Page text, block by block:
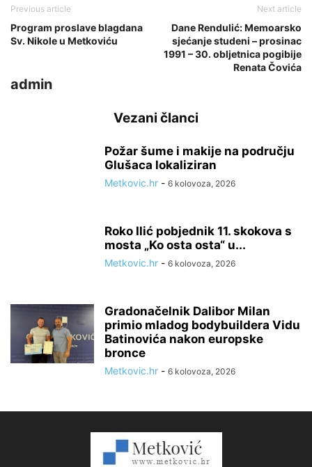
Previous article
Program proslave blagdana
Sv. Nikole u Metkoviću
Next article
Dane Rendulić: Memoarsko
sjećanje studeni – prosinac
1991 – 30. obljetnica pogibije
Renata Čovića
admin
Vezani članci
Požar šume i makije na području
Glušaca lokaliziran
Metkovic.hr - 6 kolovoza, 2026
Roko Ilić pobjednik 11. skokova s
mosta „Ko osta osta“ u...
Metkovic.hr - 6 kolovoza, 2026
Gradonačelnik Dalibor Milan
primio mladog bodybuildera Vidu
Batinovića nakon europske
bronce
Metkovic.hr - 6 kolovoza, 2026